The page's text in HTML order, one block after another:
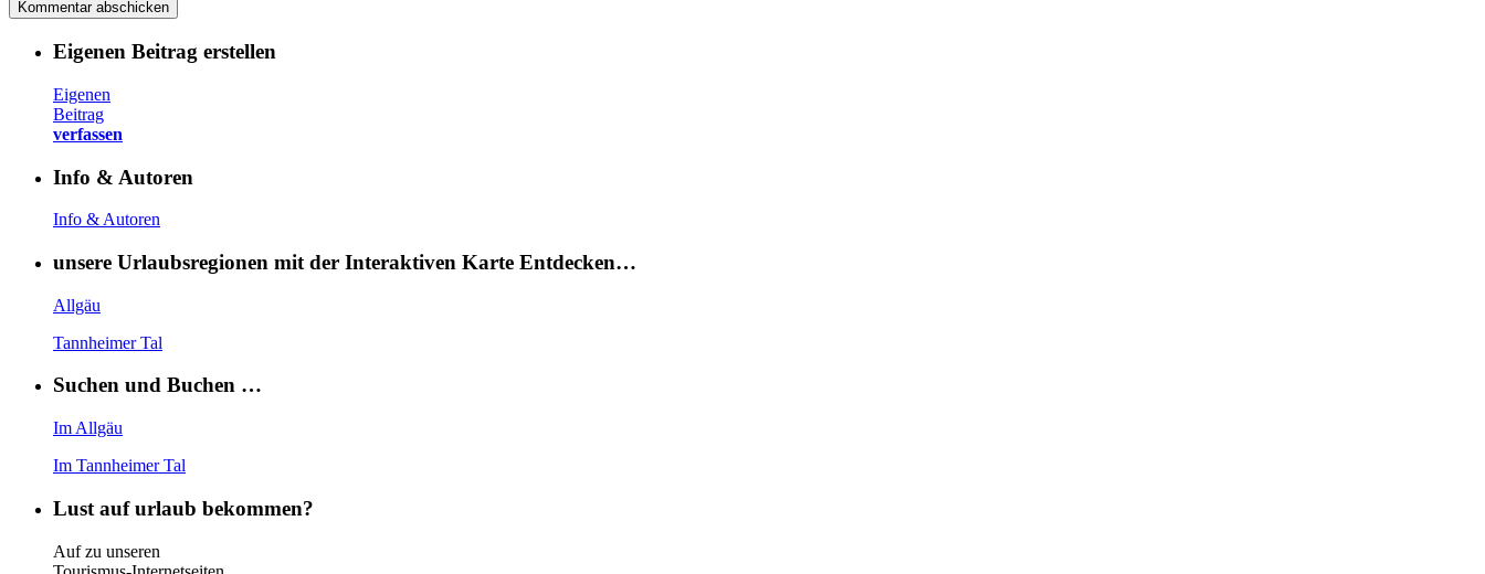
Eigenen Beitrag erstellen
Eigenen
Beitrag
verfassen
Info & Autoren
Info & Autoren
unsere Urlaubsregionen mit der Interaktiven Karte Entdecken…
Allgäu
Tannheimer Tal
Suchen und Buchen …
Im Allgäu
Im Tannheimer Tal
Lust auf urlaub bekommen?
Auf zu unseren